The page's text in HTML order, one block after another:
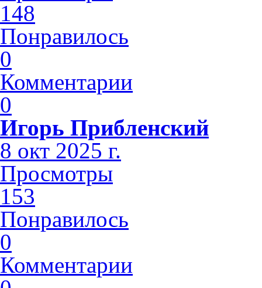
148
Понравилось
0
Комментарии
0
Игорь Прибленский
8 окт 2025 г.
Просмотры
153
Понравилось
0
Комментарии